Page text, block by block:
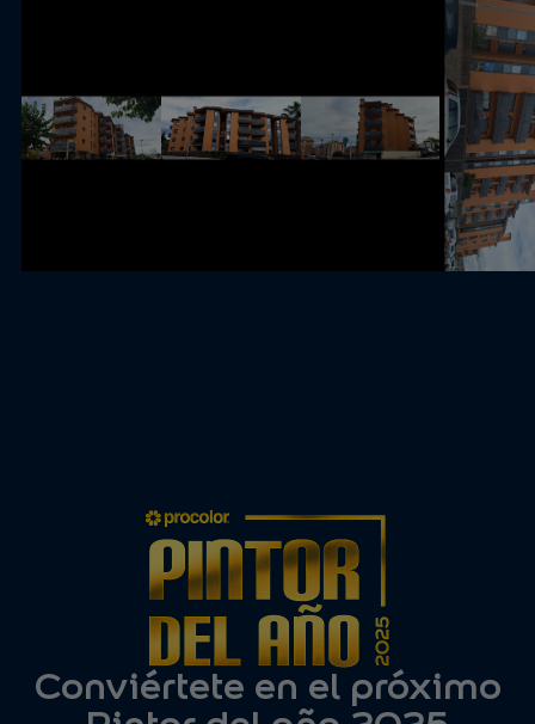
Conviértete en el próximo